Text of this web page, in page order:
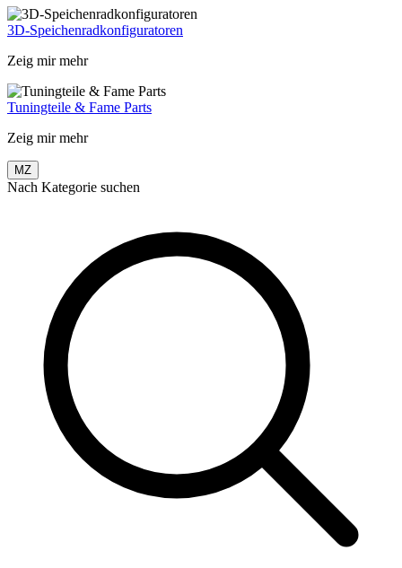
3D-Speichenradkonfiguratoren
Zeig mir mehr
Tuningteile & Fame Parts
Zeig mir mehr
MZ
Nach Kategorie suchen